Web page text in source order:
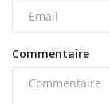
Commentaire